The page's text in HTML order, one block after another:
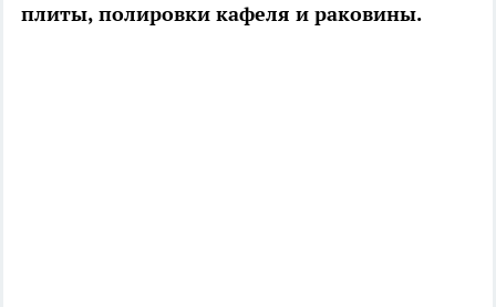
плиты, полировки кафеля и раковины.